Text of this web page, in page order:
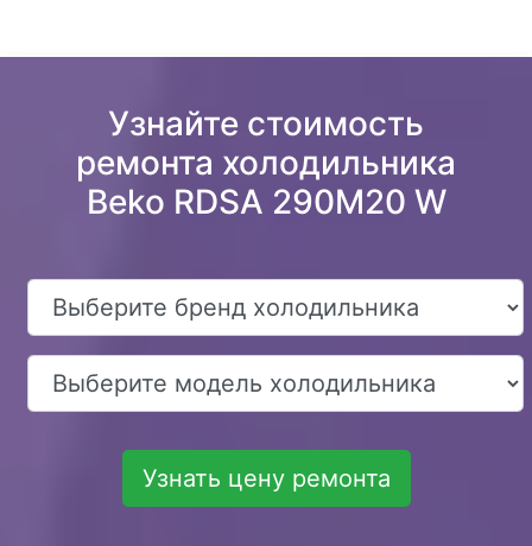
Узнайте стоимость
ремонта холодильника
Beko RDSA 290M20 W
Узнать цену ремонта